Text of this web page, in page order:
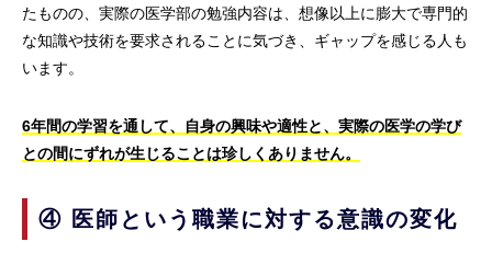
たものの、実際の医学部の勉強内容は、想像以上に膨大で専門的
な知識や技術を要求されることに気づき、ギャップを感じる人も
います。
6年間の学習を通して、自身の興味や適性と、実際の医学の学び
との間にずれが生じることは珍しくありません。
④ 医師という職業に対する意識の変化